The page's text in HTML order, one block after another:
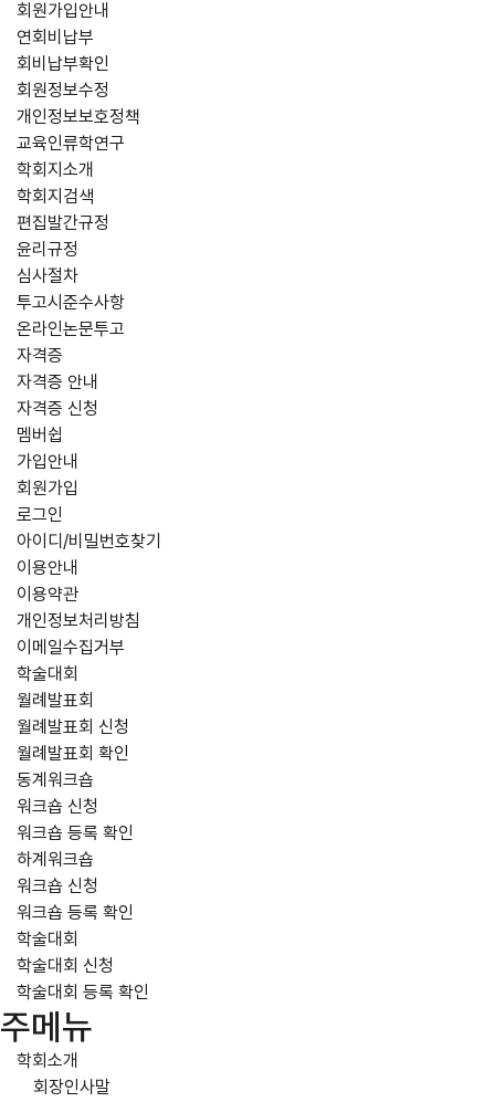
회원가입안내
연회비납부
회비납부확인
회원정보수정
개인정보보호정책
교육인류학연구
학회지소개
학회지검색
편집발간규정
윤리규정
심사절차
투고시준수사항
온라인논문투고
자격증
자격증 안내
자격증 신청
멤버쉽
가입안내
회원가입
로그인
아이디/비밀번호찾기
이용안내
이용약관
개인정보처리방침
이메일수집거부
학술대회
월례발표회
월례발표회 신청
월례발표회 확인
동계워크숍
워크숍 신청
워크숍 등록 확인
하계워크숍
워크숍 신청
워크숍 등록 확인
학술대회
학술대회 신청
학술대회 등록 확인
주메뉴
학회소개
회장인사말